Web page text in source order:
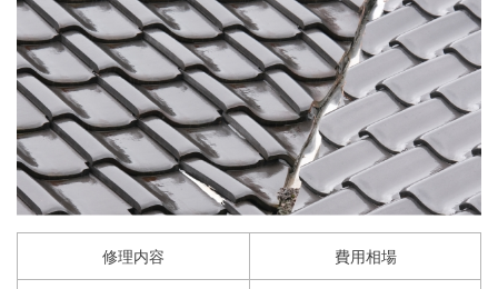
修理内容 費用相場